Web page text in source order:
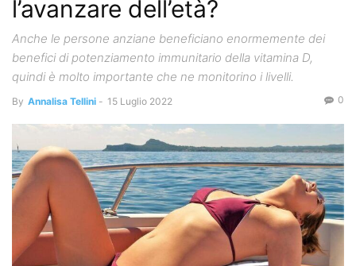
l’avanzare dell’età?
Anche le persone anziane beneficiano enormemente dei
benefici di potenziamento immunitario della vitamina D,
quindi è molto importante che ne monitorino i livelli.
By Annalisa Tellini - 15 Luglio 2022 0